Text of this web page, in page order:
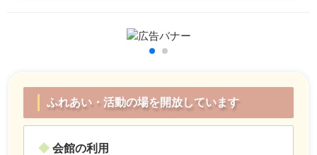
ふれあい・活動の場を開放しています
◆会館の利用